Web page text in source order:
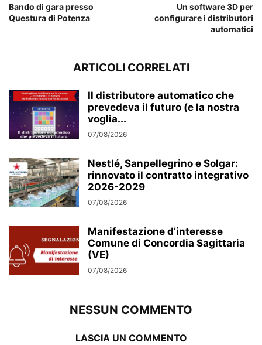
Bando di gara presso
Questura di Potenza
Un software 3D per
configurare i distributori
automatici
ARTICOLI CORRELATI
Il distributore automatico che
prevedeva il futuro (e la nostra
voglia...
07/08/2026
Nestlé, Sanpellegrino e Solgar:
rinnovato il contratto integrativo
2026-2029
07/08/2026
Manifestazione d’interesse
Comune di Concordia Sagittaria
(VE)
07/08/2026
NESSUN COMMENTO
LASCIA UN COMMENTO